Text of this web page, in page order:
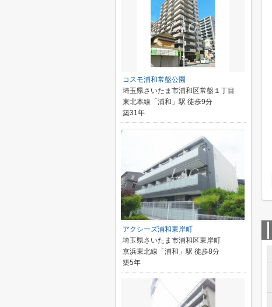
コスモ浦和常盤公園
埼玉県さいたま市浦和区常盤１丁目
東北本線「浦和」駅 徒歩9分
築31年
アクシーズ浦和東岸町
埼玉県さいたま市浦和区東岸町
京浜東北線「浦和」駅 徒歩8分
築5年